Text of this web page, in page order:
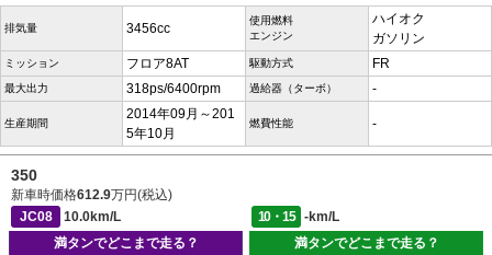
排気量 3456cc
使用燃料
エンジン
ハイオク
ガソリン
ミッション フロア8AT 駆動方式 FR
最大出力 318ps/6400rpm 過給器（ターボ） -
生産期間
2014年09月～201
5年10月
燃費性能 -
350
新車時価格612.9万円(税込)
JC08
10.0km/L 10・15
-km/L
満タンでどこまで走る？
満タンでどこまで走る？